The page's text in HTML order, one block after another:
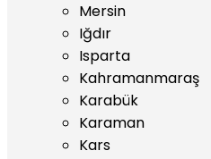
Mersin
Iğdır
Isparta
Kahramanmaraş
Karabük
Karaman
Kars